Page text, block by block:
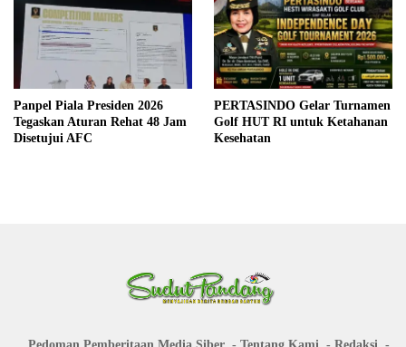
Panpel Piala Presiden 2026
Tegaskan Aturan Rehat 48 Jam
Disetujui AFC
PERTASINDO Gelar Turnamen
Golf HUT RI untuk Ketahanan
Kesehatan